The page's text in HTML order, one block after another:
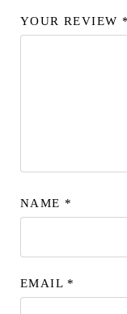
YOUR REVIEW *
NAME *
EMAIL *